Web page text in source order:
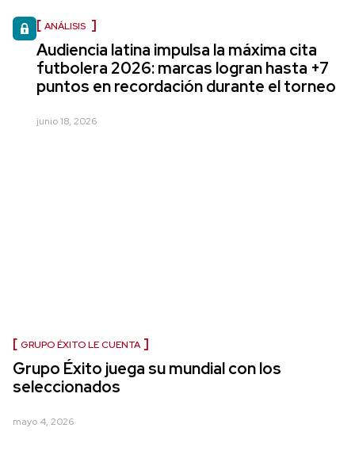
ANÁLISIS
Audiencia latina impulsa la máxima cita
futbolera 2026: marcas logran hasta +7
puntos en recordación durante el torneo
junio 18, 2026
GRUPO ÉXITO LE CUENTA
Grupo Éxito juega su mundial con los
seleccionados
mayo 4, 2026